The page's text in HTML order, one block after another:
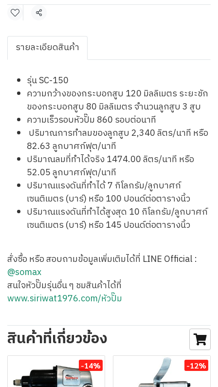
แชร์
รายละเอียดสินค้า
รุ่น SC-150
ความกว้างของกระบอกสูบ 120 มิลลิเมตร ระยะชัก
ของกระบอกสูบ 80 มิลลิเมตร จำนวนลูกสูบ 3 สูบ
ความเร็วรอบหัวปั๊ม 860 รอบต่อนาที
ปริมาณการทำลมของลูกสูบ 2,340 ลิตร/นาที หรือ
82.63 ลูกบาศก์ฟุต/นาที
ปริมาณลมที่ทำได้จริง 1474.00 ลิตร/นาที หรือ
52.05 ลูกบาศก์ฟุต/นาที
ปริมาณแรงดันที่ทำได้ 7 กิโลกรัม/ลูกบาศก์
เซนติเมตร (บาร์) หรือ 100 ปอนด์ต่อตารางนิ้ว
ปริมาณแรงดันที่ทำได้สูงสุด 10 กิโลกรัม/ลูกบาศก์
เซนติเมตร (บาร์) หรือ 145 ปอนด์ต่อตารางนิ้ว
สั่งซื้อ หรือ สอบถามข้อมูลเพิ่มเติมได้ที่ LINE Official :
@somax
สนใจหัวปั๊มรุ่นอื่น ๆ ชมสินค้าได้ที่
www.siriwat1976.com/หัวปั๊ม
สินค้าที่เกี่ยวข้อง
-14% -12%